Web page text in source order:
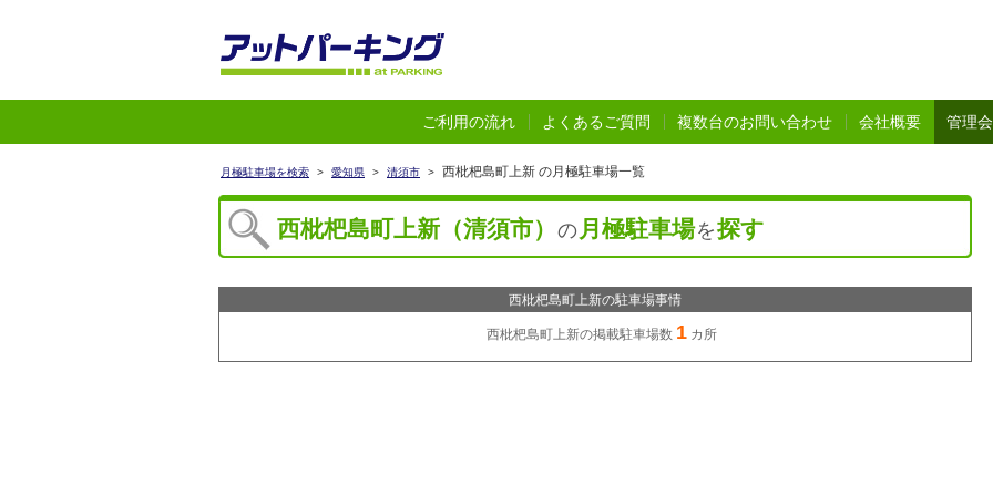
ご利用の流れ よくあるご質問 複数台のお問い合わせ 会社概要 管理
月極駐車場を検索 > 愛知県 > 清須市 > 西枇杷島町上新 の月極駐車場一覧
西枇杷島町上新（清須市） の 月極駐車場を探す
西枇杷島町上新の駐車場事情
西枇杷島町上新の掲載駐車場数 1 カ所